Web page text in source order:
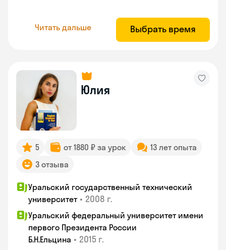
Читать дальше Выбрать время
Юлия
5 от 1880 ₽ за урок
13 лет опыта
3 отзыва
Уральский государственный технический
университет • 2008 г.
Уральский федеральный университет имени
первого Президента России
Б.Н.Ельцина • 2015 г.